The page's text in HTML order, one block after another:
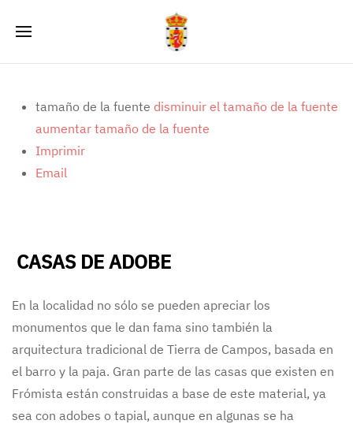
tamaño de la fuente disminuir el tamaño de la fuente
aumentar tamaño de la fuente
Imprimir
Email
CASAS DE ADOBE
En la localidad no sólo se pueden apreciar los
monumentos que le dan fama sino también la
arquitectura tradicional de Tierra de Campos, basada en
el barro y la paja. Gran parte de las casas que existen en
Frómista están construidas a base de este material, ya
sea con adobes o tapial, aunque en algunas se ha